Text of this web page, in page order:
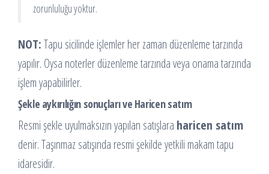
zorunluluğu yoktur.
NOT:Tapu sicilinde işlemler her zaman düzenleme tarzında
yapılır. Oysa noterler düzenleme tarzında veya onama tarzında
işlem yapabilirler.
Şekle aykırılığın sonuçları ve Haricen satım
Resmi şekle uyulmaksızın yapılan satışlara haricen satım
denir. Taşınmaz satışında resmi şekilde yetkili makam tapu
idaresidir.